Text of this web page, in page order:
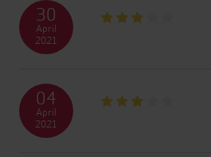
30
April
2021
04
April
2021